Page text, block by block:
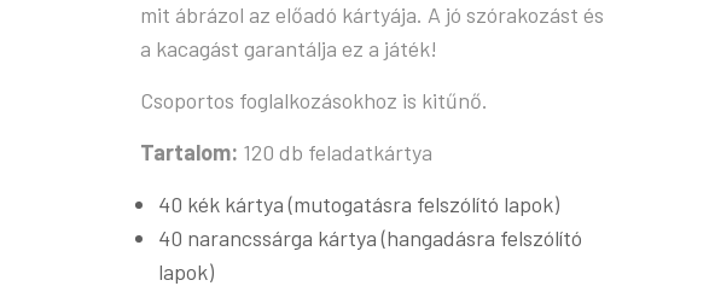
mit ábrázol az előadó kártyája. A jó szórakozást és
a kacagást garantálja ez a játék!
Csoportos foglalkozásokhoz is kitűnő.
Tartalom: 120 db feladatkártya
40 kék kártya (mutogatásra felszólító lapok)
40 narancssárga kártya (hangadásra felszólító
lapok)